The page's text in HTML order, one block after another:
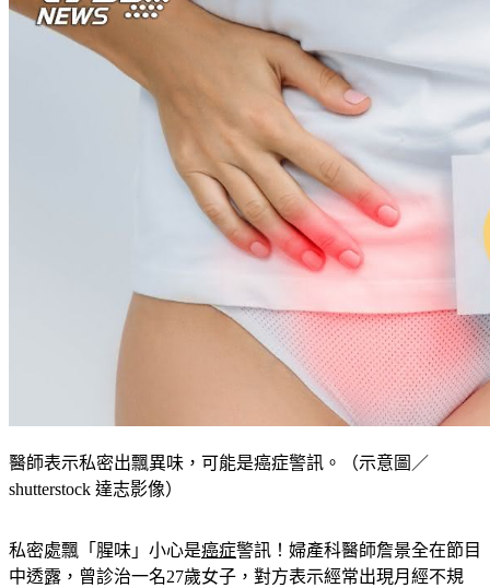
shutterstock 達志影像）
中透露，曾診治一名27歲女子，對方表示經常出現月經不規
則、出血等問題，還被男友嫌身體飄出魚腥味，一經檢查發現